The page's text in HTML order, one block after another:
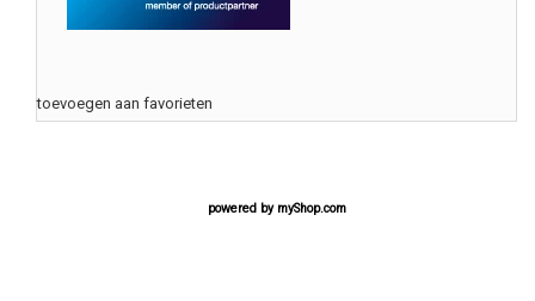
toevoegen aan favorieten
powered by myShop.com